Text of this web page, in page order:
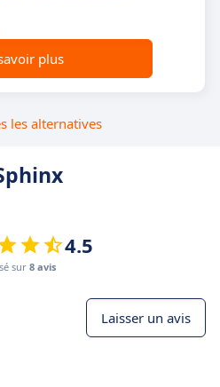
plus
les alternatives
4.5
sur 8 avis
Laisser un avis